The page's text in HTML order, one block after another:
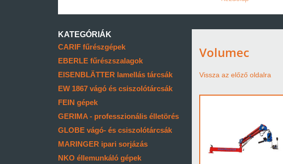
KATEGÓRIÁK
CARIF fűrészgépek
EBERLE fűrészszalagok
EISENBLÄTTER lamellás tárcsák
EW 1867 vágó és csiszolótárcsák
FEIN gépek
GERIMA - professzionális élletörés
GLOBE vágó- és csiszolótárcsák
MARINGER ipari sorjázás
NKO éllemunkáló gépek
Volumec
Vissza az előző oldalra